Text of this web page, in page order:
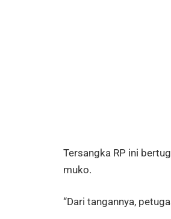
Tersangka RP ini
muko.
“Dari tangannya,